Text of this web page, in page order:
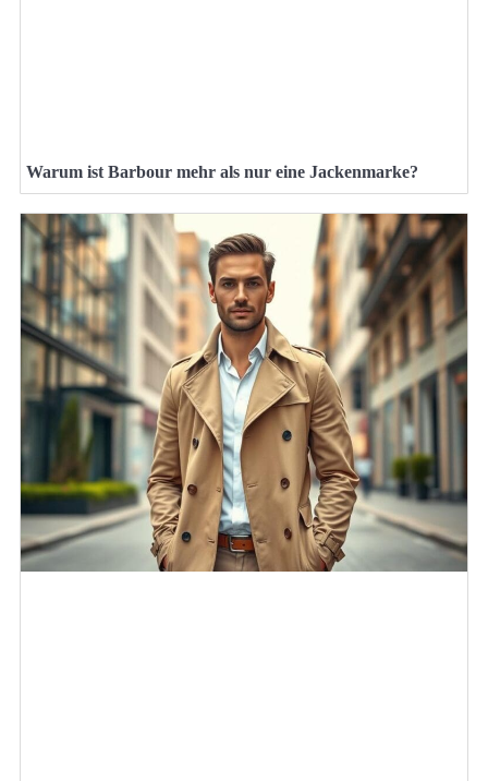
Warum ist Barbour mehr als nur eine Jackenmarke?